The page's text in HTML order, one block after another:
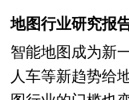
进行了趋向研判
构等单位准确了
业定位和发展方
调整经营策略。
链分析，市场集
行业进行严谨分
位，准确挖掘企
地图行业研究报
智能地图成为新
人车等新趋势给